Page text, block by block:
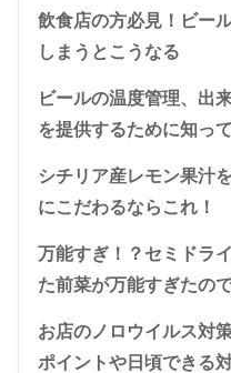
飲食店の方必見！ビー
しまうとこうなる
ビールの温度管理、出
を提供するために知っ
シチリア産レモン果汁
にこだわるならこれ！
万能すぎ！？セミドラ
た前菜が万能すぎたの
お店のノロウイルス対
ポイントや日頃できる